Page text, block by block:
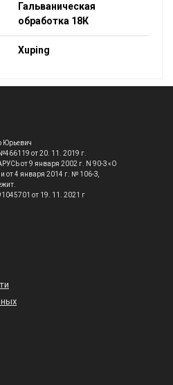
Гальваническая
обработка 18К
Xuping
Юрьевич
от 20. 11. 2019 г.
от 9 января 2002 г. N 90-З «О
от 4 января 2014 г. № 106-З,
от 19. 11. 2021 г